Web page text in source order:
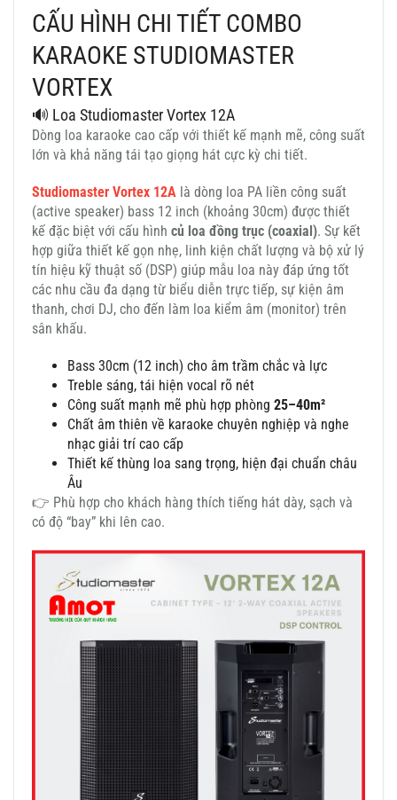
CẤU HÌNH CHI TIẾT COMBO
KARAOKE STUDIOMASTER
VORTEX
🔊 Loa Studiomaster Vortex 12A
Dòng loa karaoke cao cấp với thiết kế mạnh mẽ, công suất
lớn và khả năng tái tạo giọng hát cực kỳ chi tiết.
Studiomaster Vortex 12A là dòng loa PA liền công suất
(active speaker) bass 12 inch (khoảng 30cm) được thiết
kế đặc biệt với cấu hình củ loa đồng trục (coaxial). Sự kết
hợp giữa thiết kế gọn nhẹ, linh kiện chất lượng và bộ xử lý
tín hiệu kỹ thuật số (DSP) giúp mẫu loa này đáp ứng tốt
các nhu cầu đa dạng từ biểu diễn trực tiếp, sự kiện âm
thanh, chơi DJ, cho đến làm loa kiểm âm (monitor) trên
sân khấu.
Bass 30cm (12 inch) cho âm trầm chắc và lực
Treble sáng, tái hiện vocal rõ nét
Công suất mạnh mẽ phù hợp phòng 25–40m²
Chất âm thiên về karaoke chuyên nghiệp và nghe
nhạc giải trí cao cấp
Thiết kế thùng loa sang trọng, hiện đại chuẩn châu
Âu
👉 Phù hợp cho khách hàng thích tiếng hát dày, sạch và
có độ “bay” khi lên cao.